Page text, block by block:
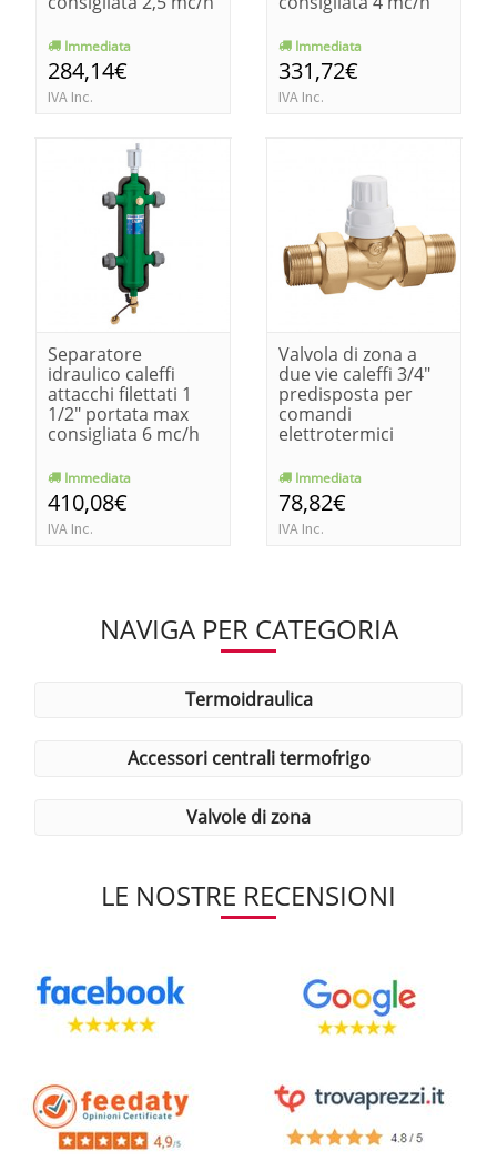
Immediata
284,14€
IVA Inc.
Immediata
331,72€
IVA Inc.
Separatore
idraulico caleffi
attacchi filettati 1
1/2" portata max
consigliata 6 mc/h
Immediata
410,08€
IVA Inc.
Valvola di zona a
due vie caleffi 3/4"
predisposta per
comandi
elettrotermici
Immediata
78,82€
IVA Inc.
NAVIGA PER CATEGORIA
termoidraulica
accessori centrali termofrigo
valvole di zona
LE NOSTRE RECENSIONI